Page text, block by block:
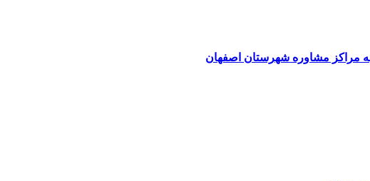
مراکز مشاوره شهرستان اصفهان